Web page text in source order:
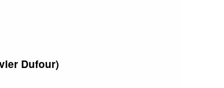
Dufour)